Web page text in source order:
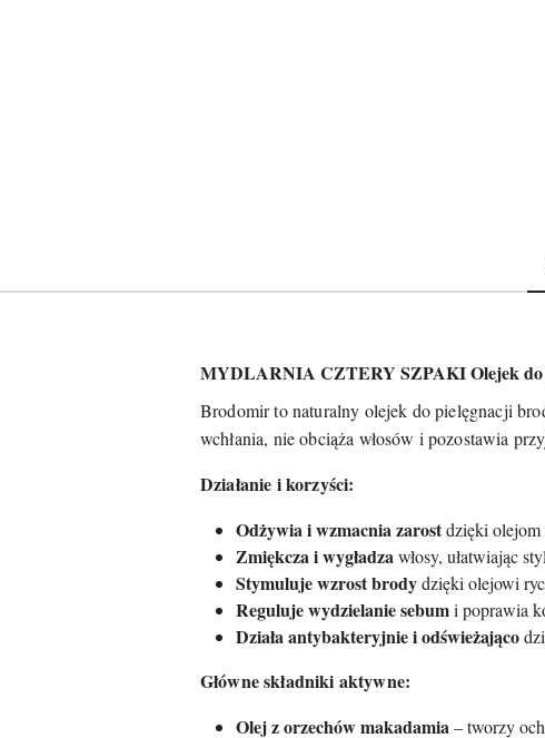
MYDLARNIA CZTERY SZPAKI Olejek do
Brodomir to naturalny olejek do pielęgnacji
wchłania, nie obciąża włosów i pozostawia
Działanie i korzyści:
Odżywia i wzmacnia zarostdzięki olejom
Zmiękcza i wygładzawłosy, ułatwiając
Stymuluje wzrost brodydzięki olejowi
Reguluje wydzielanie sebumi poprawia
Działa antybakteryjnie i odświeżająco
Główne składniki aktywne:
Olej z orzechów makadamia– tworzy